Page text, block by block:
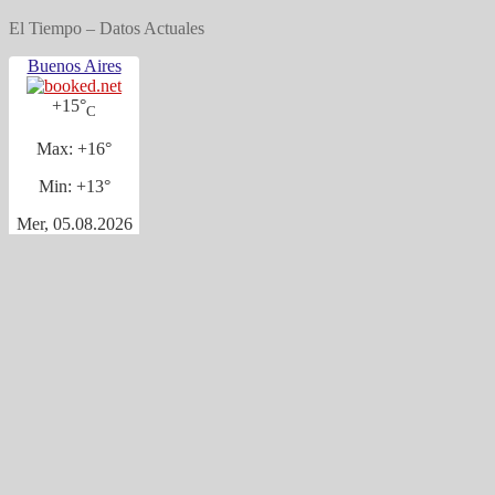
El Tiempo – Datos Actuales
Buenos Aires
+15°C
Max: +16°
Min: +13°
Mer, 05.08.2026